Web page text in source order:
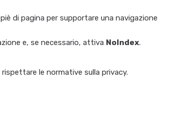
di pagina per supportare una navigazione
e, se necessario, attiva NoIndex.
le normative sulla privacy.